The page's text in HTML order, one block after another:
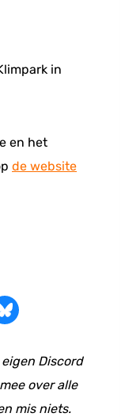
in
en het
de website
Discord
over alle
mis niets.